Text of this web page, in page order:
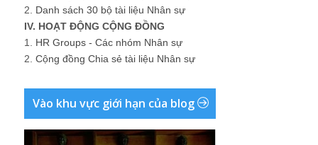
2. Danh sách 30 bộ tài liệu Nhân sự
IV. HOẠT ĐỘNG CỘNG ĐỒNG
1. HR Groups - Các nhóm Nhân sự
2. Cộng đồng Chia sẻ tài liệu Nhân sự
Vào khu vực giới hạn của blog